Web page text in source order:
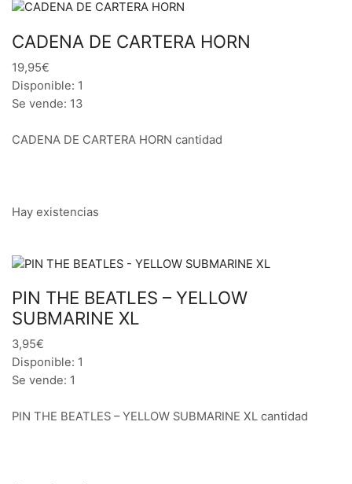
CADENA DE CARTERA HORN
19,95€
Disponible: 1
Se vende: 13
CADENA DE CARTERA HORN cantidad
Hay existencias
PIN THE BEATLES – YELLOW
SUBMARINE XL
3,95€
Disponible: 1
Se vende: 1
PIN THE BEATLES – YELLOW SUBMARINE XL cantidad